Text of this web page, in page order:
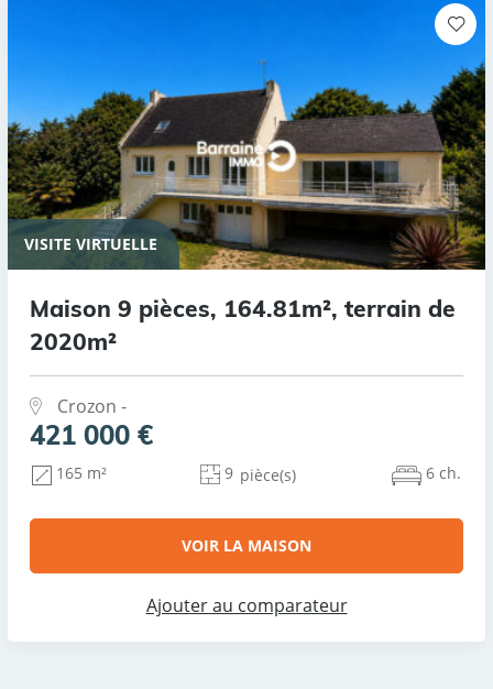
VISITE VIRTUELLE
Maison 9 pièces, 164.81m², terrain de
2020m²
Crozon -
421 000 €
165 m² 9 pièce(s) 6 ch.
VOIR LA MAISON
Ajouter au comparateur